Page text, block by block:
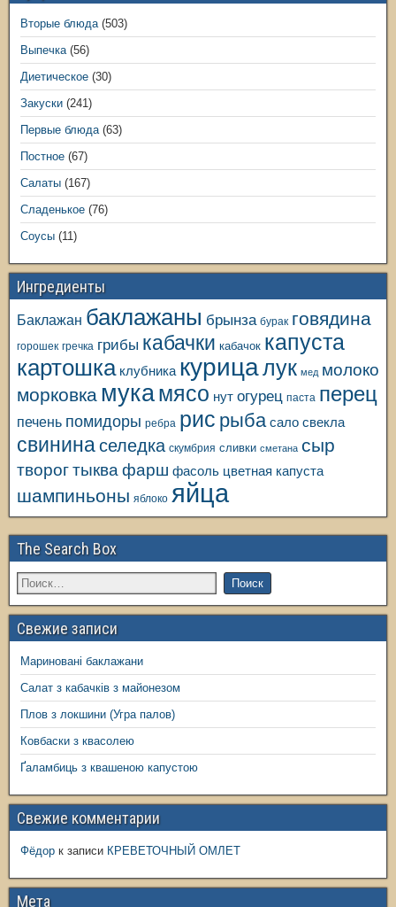
Вторые блюда (503)
Выпечка (56)
Диетическое (30)
Закуски (241)
Первые блюда (63)
Постное (67)
Салаты (167)
Сладенькое (76)
Соусы (11)
Ингредиенты
Баклажан баклажаны брынза бурак говядина
горошек гречка грибы кабачки кабачок капуста
картошка клубника курицалук мед молоко
морковка мукамясо нут огурец паста перец
печень помидоры ребра рис рыба сало свекла
свининаселедка скумбрия сливки сметана сыр
творогтыква фарш фасоль цветная капуста
шампиньоны яблоко яйца
The Search Box
Свежие записи
Мариновані баклажани
Салат з кабачків з майонезом
Плов з локшини (Угра палов)
Ковбаски з квасолею
Ґаламбиць з квашеною капустою
Свежие комментарии
Фёдор к записи КРЕВЕТОЧНЫЙ ОМЛЕТ
Мета